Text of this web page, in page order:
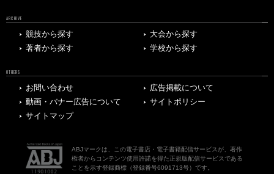
ARCHIVE
競技から探す
大会から探す
著者から探す
学校から探す
OTHERS
お問い合わせ
広告掲載について
動画・バナー広告について
サイトポリシー
サイトマップ
ABJマークは、この電子書店・電子書籍配信サービスが、著作
権者からコンテンツ使用許諾を得た正規版配信サービスである
ことを示す登録商標（登録番号6091713号）です。